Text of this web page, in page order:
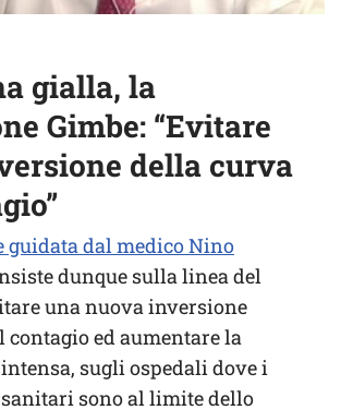
gialla, la
Gimbe: “Evitare
della curva
guidata dal medico Nino
dunque sulla linea del
una nuova inversione
contagio ed aumentare la
sugli ospedali dove i
sono al limite dello